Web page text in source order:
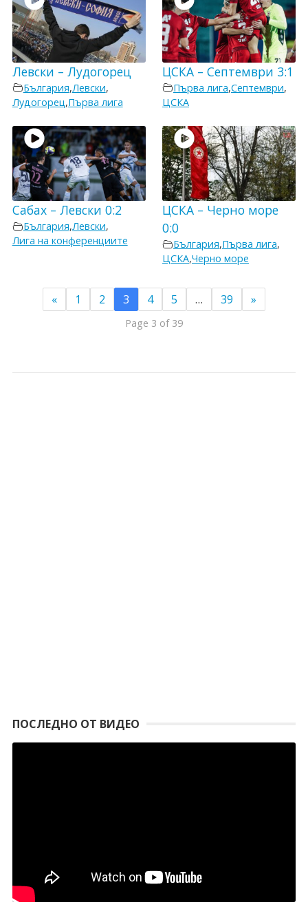
Левски – Лудогорец
България,Левски,
Лудогорец,Първа лига
ЦСКА – Септември 3:1
Първа лига,Септември,
ЦСКА
Сабах – Левски 0:2
България,Левски,
Лига на конференциите
ЦСКА – Черно море
0:0
България,Първа лига,
ЦСКА,Черно море
« 1 2 3 4 5 … 39 »
Page 3 of 39
ПОСЛЕДНО ОТ ВИДЕО